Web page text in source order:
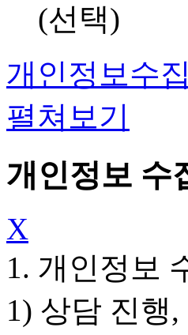
(선택)
개인정보수
펼쳐보기
개인정보 수
X
1. 개인정보
1) 상담 진행